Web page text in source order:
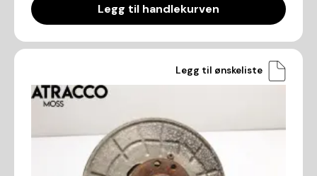
Legg til handlekurven
Legg til ønskeliste